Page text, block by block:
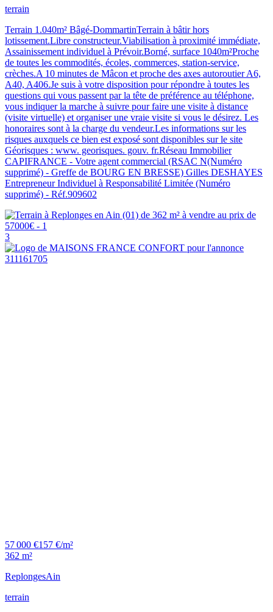
terrain
Terrain 1.040m² Bâgé-DommartinTerrain à bâtir hors
lotissement.Libre constructeur.Viabilisation à proximité immédiate,
Assainissement individuel à Prévoir.Borné, surface 1040m²Proche
de toutes les commodités, écoles, commerces, station-service,
crèches.A 10 minutes de Mâcon et proche des axes autoroutier A6,
A40, A406.Je suis à votre disposition pour répondre à toutes les
questions qui vous passent par la tête de préférence au téléphone,
vous indiquer la marche à suivre pour faire une visite à distance
(visite virtuelle) et organiser une vraie visite si vous le désirez. Les
honoraires sont à la charge du vendeur.Les informations sur les
risques auxquels ce bien est exposé sont disponibles sur le site
Géorisques : www. georisques. gouv. fr.Réseau Immobilier
CAPIFRANCE - Votre agent commercial (RSAC N(Numéro
supprimé) - Greffe de BOURG EN BRESSE) Gilles DESHAYES
Entrepreneur Individuel à Responsabilité Limitée (Numéro
supprimé) - Réf.909602
3
57 000 €157 €/m²
362 m²
ReplongesAin
terrain